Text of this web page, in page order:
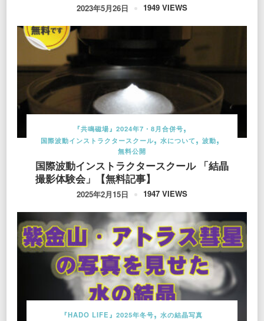
2023年5月26日 1949 VIEWS
『共鳴磁場』2024年7・8月合併号
国際波動インストラクタースクール
水について
波動
無料公開
国際波動インストラクタースクール 「結晶
撮影体験会」【無料記事】
2025年2月15日 1947 VIEWS
『HADO LIFE』2025年冬号 水の結晶写真